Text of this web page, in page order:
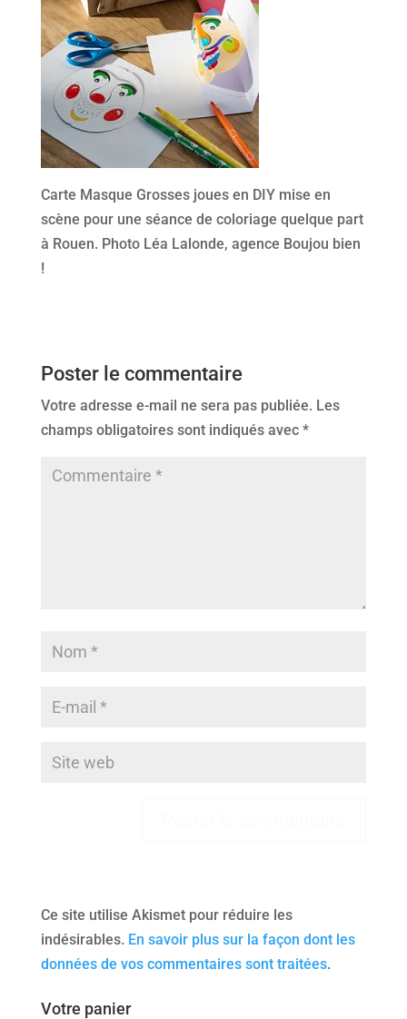
Carte Masque Grosses joues en DIY mise en
scène pour une séance de coloriage quelque part
à Rouen. Photo Léa Lalonde, agence Boujou bien
!
Poster le commentaire
Votre adresse e-mail ne sera pas publiée. Les
champs obligatoires sont indiqués avec *
Ce site utilise Akismet pour réduire les
indésirables. En savoir plus sur la façon dont les
données de vos commentaires sont traitées.
Votre panier